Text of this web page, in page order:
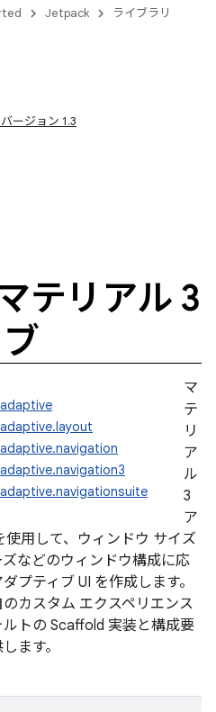
Jetpack ライブラリ
ージョン 1.3
テリアル 3
マ
テ
リ
ア
ル
3
ア
用して、ウィンドウ サイズ
などのウィンドウ構成に応
プティブ UI を作成します。
カスタム エクスペリエンス
トの Scaffold 実装と構成要
ます。